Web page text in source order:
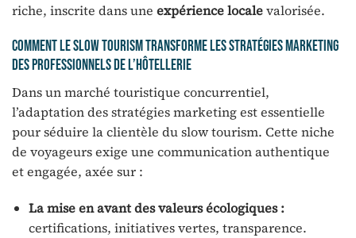
riche, inscrite dans une expérience localevalorisée.
Comment le slow tourism transforme les stratégies marketing
des professionnels de l’hôtellerie
Dans un marché touristique concurrentiel,
l’adaptation des stratégies marketing est essentielle
pour séduire la clientèle du slow tourism. Cette niche
de voyageurs exige une communication authentique
et engagée, axée sur :
La mise en avant des valeurs écologiques :
certifications, initiatives vertes, transparence.